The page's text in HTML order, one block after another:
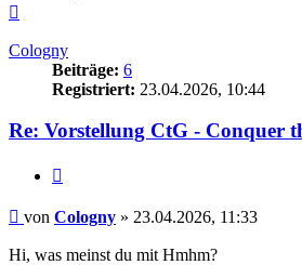
Cologny
Beiträge: 6
Registriert: 23.04.2026, 10:44
Re: Vorstellung CtG - Conquer
Beitrag
von Cologny » 23.04.2026, 11:33
Hi, was meinst du mit Hmhm?